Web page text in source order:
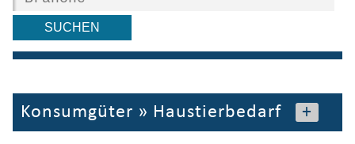
Konsumgüter » Haustierbedarf +